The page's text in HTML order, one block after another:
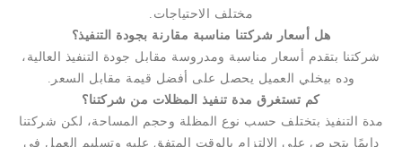
مختلف الاحتياجات.
هل أسعار شركتنا مناسبة مقارنة بجودة التنفيذ؟
شركتنا بتقدم أسعار مناسبة ومدروسة مقابل جودة التنفيذ العالية،
وده بيخلي العميل يحصل على أفضل قيمة مقابل السعر.
كم تستغرق مدة تنفيذ المظلات من شركتنا؟
مدة التنفيذ بتختلف حسب نوع المظلة وحجم المساحة، لكن شركتنا
دايمًا بتحرص على الالتزام بالوقت المتفق عليه وتسليم العمل في